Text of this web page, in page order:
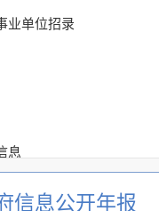
业单位招录
息
信息公开年报